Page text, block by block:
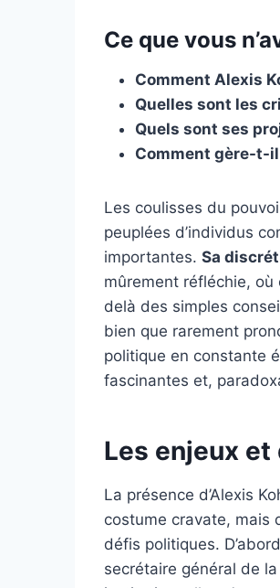
Ce que vous
Comment Alexis
Quelles sont les
Quels sont ses
Comment gère-t-
Les coulisses du
peuplées d’individus
importantes. Sa
mûrement réfléchie,
delà des simples
bien que rarement
politique en constante
fascinantes et,
Les enjeux et
La présence d’Alexis
costume cravate, mais
défis politiques.
secrétaire général de